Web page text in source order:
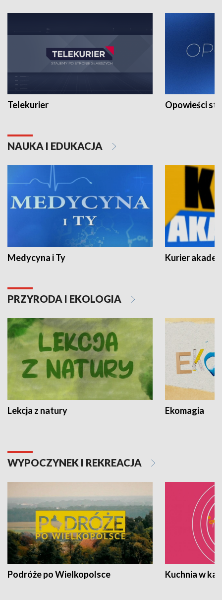
Telekurier Opowieści
NAUKA I EDUKACJA
Medycyna i Ty Kurier
PRZYRODA I EKOLOGIA
Lekcja z natury Ekomagia
WYPOCZYNEK I REKREACJA
Podróże po Wielkopolsce Kuchnia w